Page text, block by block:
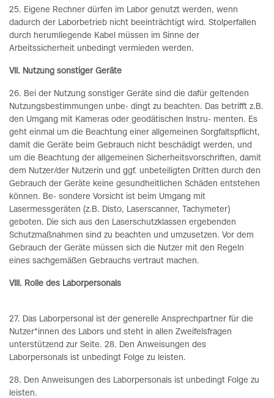
25. Eigene Rechner dürfen im Labor genutzt werden, wenn
dadurch der Laborbetrieb nicht beeinträchtigt wird. Stolperfallen
durch herumliegende Kabel müssen im Sinne der
Arbeitssicherheit unbedingt vermieden werden.
VII. Nutzung sonstiger Geräte
26. Bei der Nutzung sonstiger Geräte sind die dafür geltenden
Nutzungsbestimmungen unbe- dingt zu beachten. Das betrifft z.B.
den Umgang mit Kameras oder geodätischen Instru- menten. Es
geht einmal um die Beachtung einer allgemeinen Sorgfaltspflicht,
damit die Geräte beim Gebrauch nicht beschädigt werden, und
um die Beachtung der allgemeinen Sicherheitsvorschriften, damit
dem Nutzer/der Nutzerin und ggf. unbeteiligten Dritten durch den
Gebrauch der Geräte keine gesundheitlichen Schäden entstehen
können. Be- sondere Vorsicht ist beim Umgang mit
Lasermessgeräten (z.B. Disto, Laserscanner, Tachymeter)
geboten. Die sich aus den Laserschutzklassen ergebenden
Schutzmaßnahmen sind zu beachten und umzusetzen. Vor dem
Gebrauch der Geräte müssen sich die Nutzer mit den Regeln
eines sachgemäßen Gebrauchs vertraut machen.
VIII. Rolle des Laborpersonals
27. Das Laborpersonal ist der generelle Ansprechpartner für die
Nutzer*innen des Labors und steht in allen Zweifelsfragen
unterstützend zur Seite. 28. Den Anweisungen des
Laborpersonals ist unbedingt Folge zu leisten.
28. Den Anweisungen des Laborpersonals ist unbedingt Folge zu
leisten.